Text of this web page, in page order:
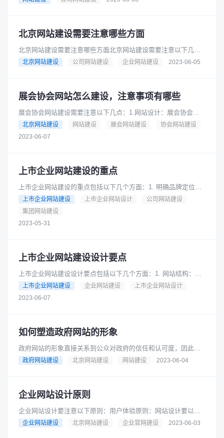
北京网站建设需要注意哪些方面
北京网站建设需要注意哪些方面北京网站建设需要注意以下几个
方面：网站设计：网站设计应该简洁明了，界面美观，易于用户
北京网站建设 公司网站建设 企业网站建设 2023-06-05
展会协会网站怎么建设，注意事项有哪些
展会协会网站建设需要注意以下几点：1.网站设计：展会协会网
站需要采用简洁、大气、美观的设计风格，突出展会协会的特点
和形象，便于用户浏览和使用......
北京网站建设 网站建设 展会网站建设
协会网站建设
2023-06-07
上市企业网站建设的重点
上市企业网站建设的重点包括以下几个方面：1. 明确品牌定位：
网站需要清晰地表达企业的品牌定位，传达企业的核心价值和竞
争优势。2. 提供详细的......
上市企业网站建设 上市企业网站设计
公司网站建设
集团网站建设
2023-05-31
上市企业网站建设设计要点
上市企业网站建设设计要点包括以下几个方面：1. 网站结构：网
站应该设计清晰的结构，便于用户快速找到所需信息。可以采用
导航栏、面包屑导航等方式......
上市企业网站建设 企业网站建设
上市企业网站设计
2023-06-07
如何塑造政府网站的形象
政府网站的形象直接关系到公众对政府的信任和认可度，因此塑
造政府网站的形象非常重要。以下是几个建议：1. 网站设计：政
政府网站建设 北京网站建设 网站建设 2023-06-04
企业网站设计原则
企业网站设计要注意以下原则：用户体验原则：网站设计要以用
户为中心，注重用户体验，提供易用性和可访问性，让用户能够
企业网站建设 北京网站建设 企业官网建设 2023-06-03